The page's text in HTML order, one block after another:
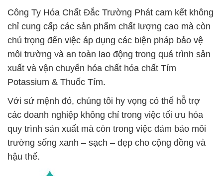
Công Ty Hóa Chất Đắc Trường Phát cam kết không
chỉ cung cấp các sản phẩm chất lượng cao mà còn
chú trọng đến việc áp dụng các biện pháp bảo vệ
môi trường và an toàn lao động trong quá trình sản
xuất và vận chuyển hóa chất hóa chất Tím
Potassium & Thuốc Tím.
Với sứ mệnh đó, chúng tôi hy vọng có thể hỗ trợ
các doanh nghiệp không chỉ trong việc tối ưu hóa
quy trình sản xuất mà còn trong việc đảm bảo môi
trường sống xanh – sạch – đẹp cho cộng đồng và
hậu thế.